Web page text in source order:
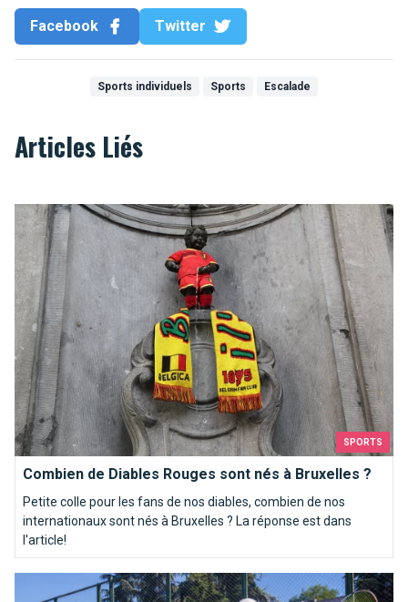
Facebook Twitter
Sports individuels Sports Escalade
Articles Liés
SPORTS
Combien de Diables Rouges sont nés à Bruxelles ?
Petite colle pour les fans de nos diables, combien de nos
internationaux sont nés à Bruxelles ? La réponse est dans
l'article!
Combien de Diables Rouges sont nés à Bruxelles ?
Où trouver son équipement de tennis à Bruxelles ? Suivez le